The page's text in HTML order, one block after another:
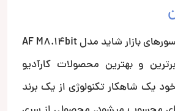
در میان آمپ پروسسورهای بازار شاید مدل AF M8.14bit
و بهترین محصولات کارآدیو
یک شاهکار تکنولوژی از یک برند